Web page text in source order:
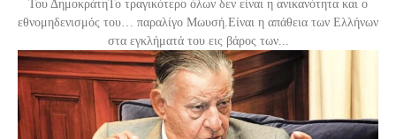
Του ΔημοκράτηΤο τραγικότερο όλων δεν είναι η ανικανότητα και ο
εθνομηδενισμός του… παραλίγο Μωυσή.Είναι η απάθεια των Ελλήνων
στα εγκλήματά του εις βάρος των...